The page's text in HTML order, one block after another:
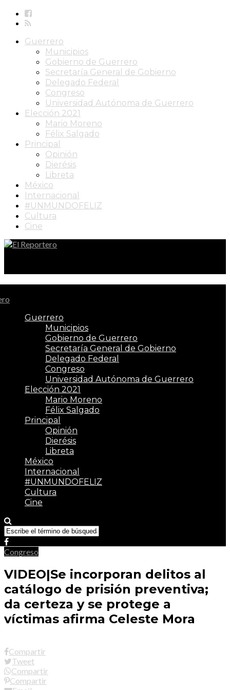
Guerrero
Municipios
Gobierno de Guerrero
Secretaría General de Gobierno
Delegado Federal
Congreso
Universidad Autónoma de Guerrero
Elección 2021
Mario Moreno
Félix Salgado
Principal
Opinión
Dierésis
Libreta
México
Internacional
#UNMUNDOFELIZ
Cultura
Cine
Guerrero
Municipios
Gobierno de Guerrero
Secretaría General de Gobierno
Delegado Federal
Congreso
Universidad Autónoma de Guerrero
Elección 2021
Mario Moreno
Félix Salgado
Principal
Opinión
Dierésis
Libreta
México
Internacional
#UNMUNDOFELIZ
Cultura
Cine
Congreso
VIDEO|Se incorporan delitos al
catálogo de prisión preventiva;
da certeza y se protege a
víctimas afirma Celeste Mora
Compartir
Tweet
Compartir
Compartir